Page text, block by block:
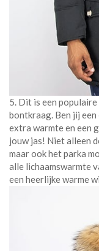
5. Dit is een
bontkraag. Ben jij
extra warmte en een
jouw jas! Niet alleen
maar ook het parka
alle lichaamswarmte
een heerlijke warme